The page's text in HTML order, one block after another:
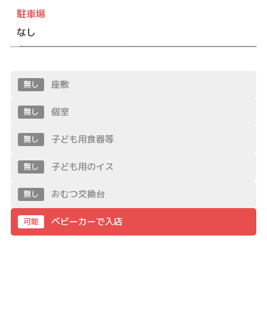
駐車場
なし
無し 座敷
無し 個室
無し 子ども用食器等
無し 子ども用のイス
無し おむつ交換台
可能 ベビーカーで入店